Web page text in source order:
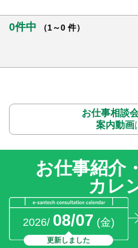
0件中
（1～0 件）
お仕事相談
案内動画
お仕事紹介
カレ
2026/ 08/07 (金)
更新しました